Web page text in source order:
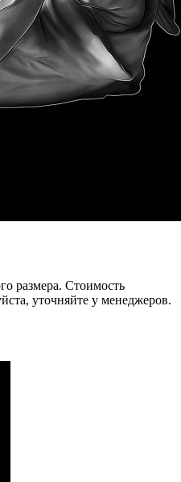
размера. Стоимость
уточняйте у менеджеров.